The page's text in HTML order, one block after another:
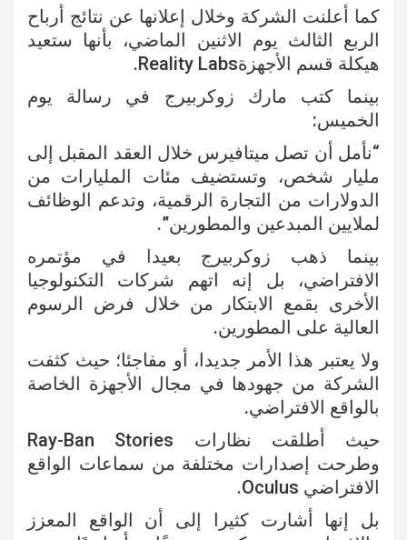
كما أعلنت الشركة وخلال إعلانها عن نتائج أرباح
الربع الثالث يوم الاثنين الماضي، بأنها ستعيد
هيكلة قسم الأجهزةReality Labs.
بينما كتب مارك زوكربيرج في رسالة يوم
الخميس:
“نأمل أن تصل ميتافيرس خلال العقد المقبل إلى
مليار شخص، وتستضيف مئات المليارات من
الدولارات من التجارة الرقمية، وتدعم الوظائف
لملايين المبدعين والمطورين”.
بينما ذهب زوكربيرج بعيدا في مؤتمره
الافتراضي، بل إنه اتهم شركات التكنولوجيا
الأخرى بقمع الابتكار من خلال فرض الرسوم
العالية على المطورين.
ولا يعتبر هذا الأمر جديدا، أو مفاجئا؛ حيث كثفت
الشركة من جهودها في مجال الأجهزة الخاصة
بالواقع الافتراضي.
حيث أطلقت نظارات Ray-Ban Stories
وطرحت إصدارات مختلفة من سماعات الواقع
الافتراضي Oculus.
بل إنها أشارت كثيرا إلى أن الواقع المعزز